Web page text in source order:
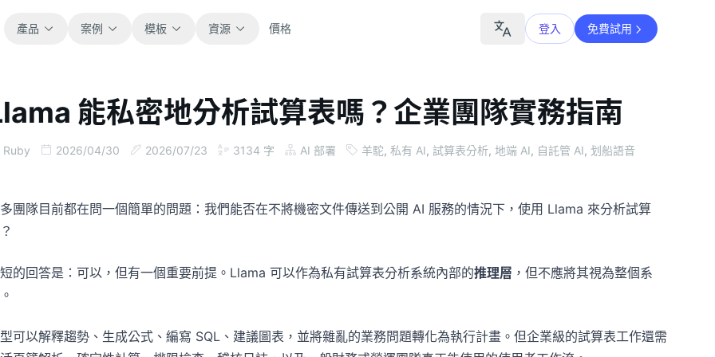
產品 案例 模板
全部
資源
部落格
價格 登入 免費試用
能私密地分析試算表嗎？企業團隊實務指南
Ruby 2026/04/30 2026/07/23 3134 字 AI 部署 羊駝, 私有 AI, 試算表分析, 地端 AI, 自託管 AI, 划船語音
團隊目前都在問一個簡單的問題：我們能否在不將機密文件傳送到公開 AI 服務的情況下，使用 Llama 來分析試算
的回答是：可以，但有一個重要前提。Llama 可以作為私有試算表分析系統內部的推理層 ，但不應將其視為整個系
可以解釋趨勢、生成公式、編寫 SQL、建議圖表，並將雜亂的業務問題轉化為執行計畫。但企業級的試算表工作還需